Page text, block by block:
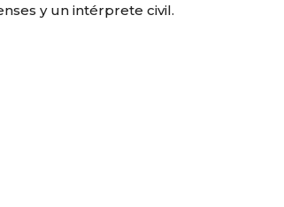
y un intérprete civil.